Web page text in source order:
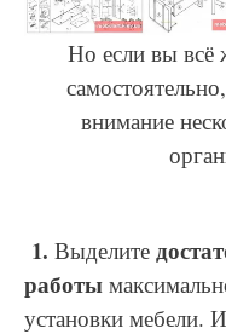
Но если вы всё
внимание
1. Выделите
работы
установки мебели.